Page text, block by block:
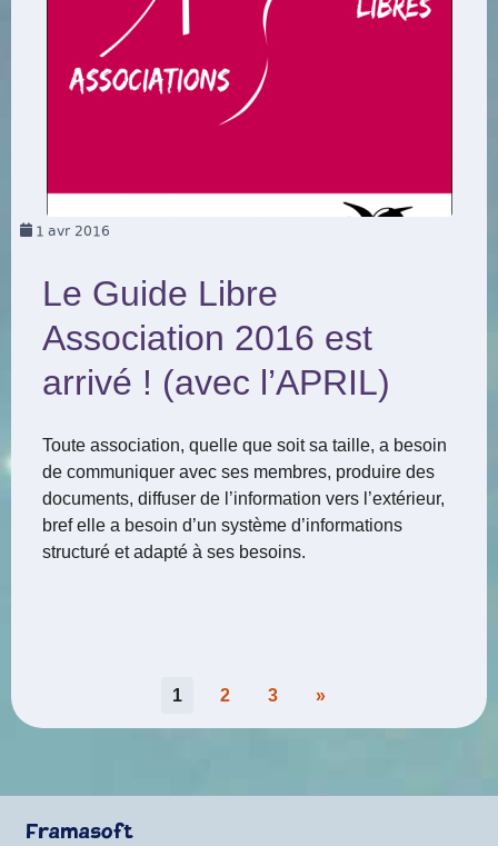
1 avr 2016
Le Guide Libre
Association 2016 est
arrivé ! (avec l’APRIL)
Toute association, quelle que soit sa taille, a besoin
de communiquer avec ses membres, produire des
documents, diffuser de l’information vers l’extérieur,
bref elle a besoin d’un système d’informations
structuré et adapté à ses besoins.
Pagination
des
1 2 3 »
Framasoft